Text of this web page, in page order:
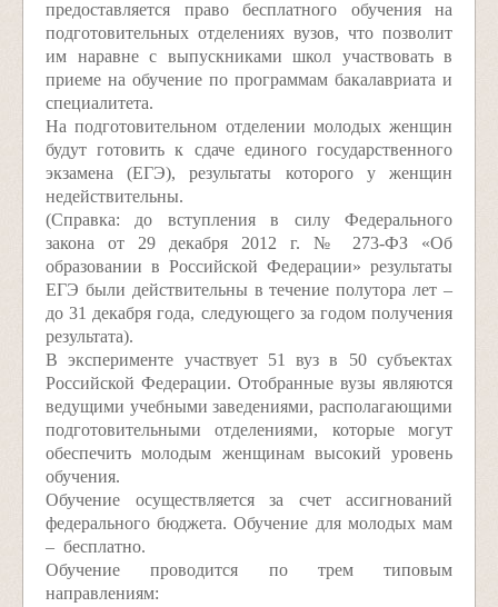
предоставляется право бесплатного обучения на
подготовительных отделениях вузов, что позволит
им наравне с выпускниками школ участвовать в
приеме на обучение по программам бакалавриата и
специалитета.
На подготовительном отделении молодых женщин
будут готовить к сдаче единого государственного
экзамена (ЕГЭ), результаты которого у женщин
недействительны.
(Справка: до вступления в силу Федерального
закона от 29 декабря 2012 г. № 273-ФЗ «Об
образовании в Российской Федерации» результаты
ЕГЭ были действительны в течение полутора лет –
до 31 декабря года, следующего за годом получения
результата).
В эксперименте участвует 51 вуз в 50 субъектах
Российской Федерации. Отобранные вузы являются
ведущими учебными заведениями, располагающими
подготовительными отделениями, которые могут
обеспечить молодым женщинам высокий уровень
обучения.
Обучение осуществляется за счет ассигнований
федерального бюджета. Обучение для молодых мам
– бесплатно.
Обучение проводится по трем типовым
направлениям: